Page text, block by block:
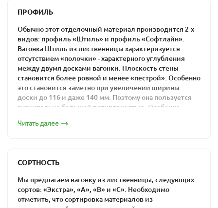
других положительных характеристик, главными из
которых являются:
универсальность,
неприхотливость,
устойчивость к высокой влажности,
прочность,
легкость в обработке,
долговечность.
каждый сможет подобрать сорт, устраивающий его по
Вот уже более 20 лет мы занимаем одну из
лидирующих позиций на столичном рынке этого вида
ПРОФИЛЬ
Обычно этот отделочный материал производится 2-х
видов: профиль «Штиль» и профиль «Софтлайн».
Вагонка Штиль из лиственницы характеризуется
отсутствием «полочки» - характерного углубления
между двумя досками вагонки. Плоскость стены
становится более ровной и менее «пестрой». Особенно
это становится заметно при увеличении ширины
доски до 116 и даже 140 мм. Поэтому она пользуется
значительно большей популярностью. Особенно
Читать далее
СОРТНОСТЬ
Мы предлагаем вагонку из лиственницы, следующих
сортов: «Экстра», «А», «В» и «С». Необходимо
отметить, что сортировка материалов из